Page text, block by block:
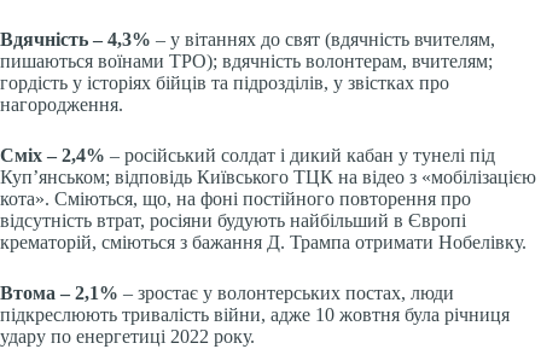
Вдячність – 4,3% – у вітаннях до свят (вдячність вчителям,
пишаються воїнами ТРО); вдячність волонтерам, вчителям;
гордість у історіях бійців та підрозділів, у звістках про
нагородження.
Сміх – 2,4% – російський солдат і дикий кабан у тунелі під
Куп’янськом; відповідь Київського ТЦК на відео з «мобілізацією
кота». Сміються, що, на фоні постійного повторення про
відсутність втрат, росіяни будують найбільший в Європі
крематорій, сміються з бажання Д. Трампа отримати Нобелівку.
Втома – 2,1% – зростає у волонтерських постах, люди
підкреслюють тривалість війни, адже 10 жовтня була річниця
удару по енергетиці 2022 року.